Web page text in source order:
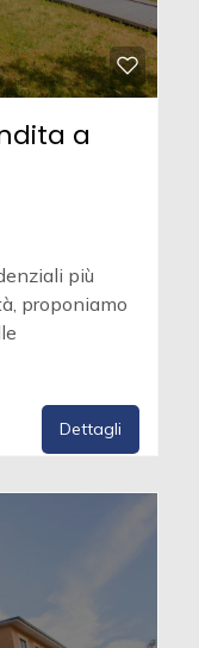
a
più
proponiamo
Dettagli